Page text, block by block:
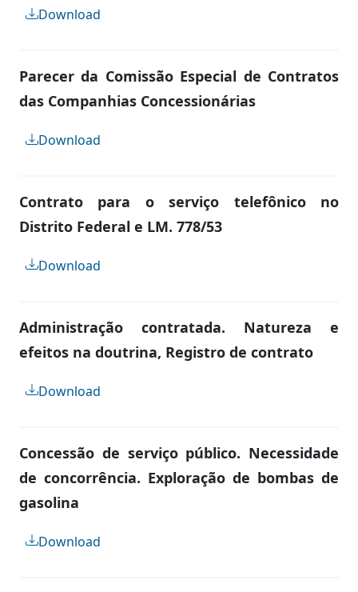
Download
Parecer da Comissão Especial de Contratos
das Companhias Concessionárias
Download
Contrato para o serviço telefônico no
Distrito Federal e LM. 778/53
Download
Administração contratada. Natureza e
efeitos na doutrina, Registro de contrato
Download
Concessão de serviço público. Necessidade
de concorrência. Exploração de bombas de
gasolina
Download